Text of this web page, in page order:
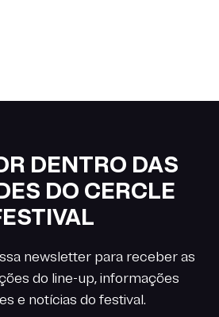
DENTRO DAS
DO CERCLE
newsletter para receber as
do line-up, informações
e notícias do festival.